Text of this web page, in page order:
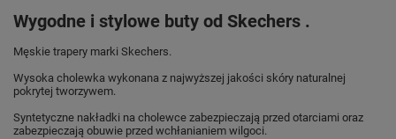
Wygodne i stylowe buty od Skechers .
Męskie trapery marki Skechers.
Wysoka cholewka wykonana z najwyższej jakości skóry naturalnej
pokrytej tworzywem.
Syntetyczne nakładki na cholewce zabezpieczają przed otarciami oraz
zabezpieczają obuwie przed wchłanianiem wilgoci.